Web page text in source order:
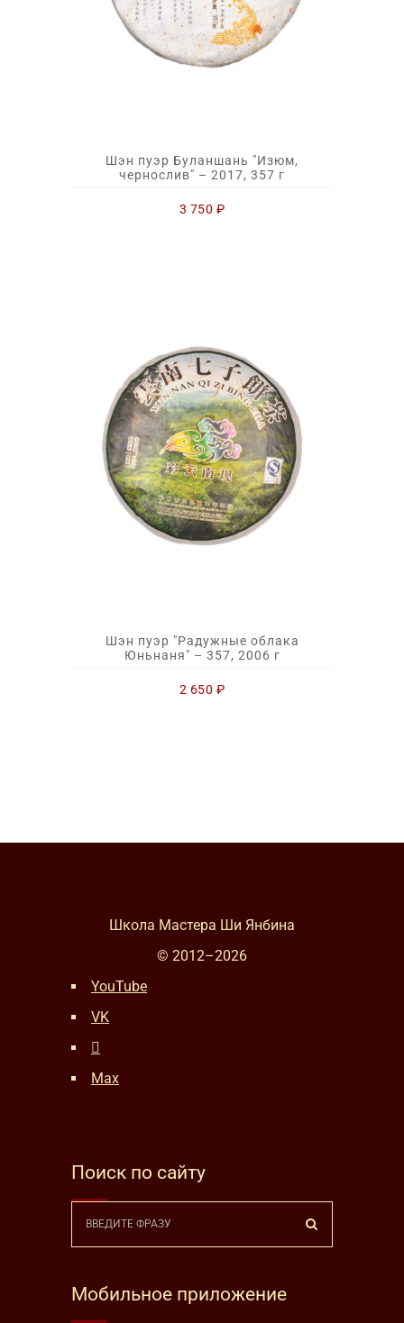
Шэн пуэр Буланшань "Изюм,
чернослив" – 2017, 357 г
3 750 ₽
Шэн пуэр "Радужные облака
Юньнаня" – 357, 2006 г
2 650 ₽
Школа Мастера Ши Янбина
© 2012–2026
YouTube
VK
Max
Поиск по сайту
Мобильное приложение